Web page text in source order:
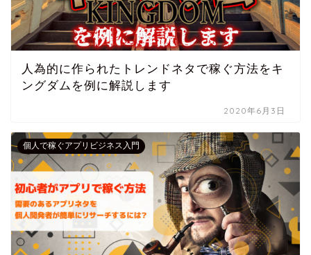
人為的に作られたトレンドネタで稼ぐ方法をキ
ングダムを例に解説します
2020年6月3日
個人で稼ぐアプリビジネス入門